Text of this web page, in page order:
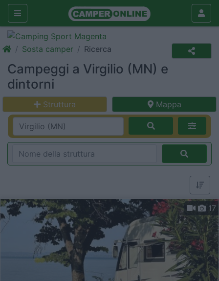
Sosta camper Ricerca
Campeggi a Virgilio (MN) e
dintorni
Struttura Mappa
17